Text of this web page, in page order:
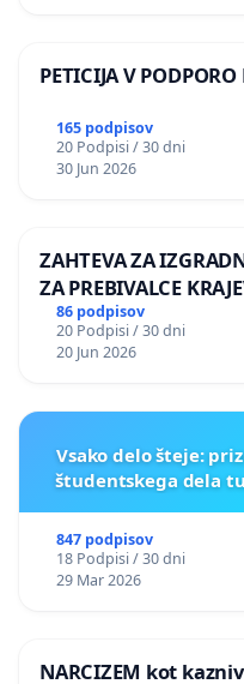
PETICIJA V
165 podpisov
20 Podpisi / 30 dni
30 Jun 2026
ZAHTEVA ZA
ZA PREBIVALCE
PRESTRANEK
86 podpisov
20 Podpisi / 30 dni
20 Jun 2026
Vsako delo šteje:
študentskega dela
847 podpisov
18 Podpisi / 30 dni
29 Mar 2026
NARCIZEM kot